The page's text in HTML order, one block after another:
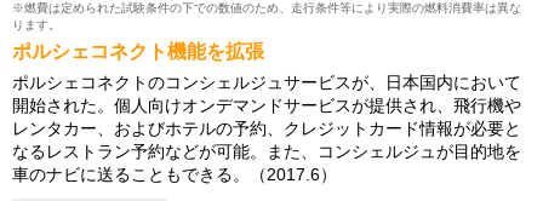
※燃費は定められた試験条件の下での数値のため、走行条件等により実際の燃料消費率は異な
ります。
ポルシェコネクト機能を拡張
ポルシェコネクトのコンシェルジュサービスが、日本国内において
開始された。個人向けオンデマンドサービスが提供され、飛行機や
レンタカー、およびホテルの予約、クレジットカード情報が必要と
なるレストラン予約などが可能。また、コンシェルジュが目的地を
車のナビに送ることもできる。（2017.6）